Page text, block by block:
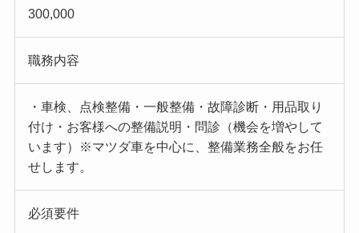
300,000
職務内容
・車検、点検整備・一般整備・故障診断・用品取り
付け・お客様への整備説明・問診（機会を増やして
います）※マツダ車を中心に、整備業務全般をお任
せします。
必須要件